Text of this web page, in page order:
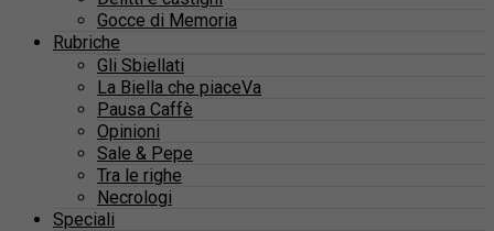
Gocce di Memoria
Rubriche
Gli Sbiellati
La Biella che piaceVa
Pausa Caffè
Opinioni
Sale & Pepe
Tra le righe
Necrologi
Speciali